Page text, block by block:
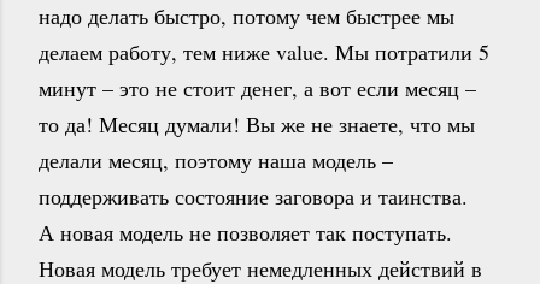
надо делать быстро, потому чем быстрее мы
делаем работу, тем ниже value. Мы потратили 5
минут – это не стоит денег, а вот если месяц –
то да! Месяц думали! Вы же не знаете, что мы
делали месяц, поэтому наша модель –
поддерживать состояние заговора и таинства.
А новая модель не позволяет так поступать.
Новая модель требует немедленных действий в